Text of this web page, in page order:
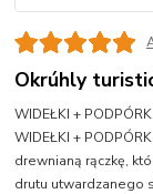
Okrúhly
WIDEŁKI +
WIDEŁKI +
drewnianą rączkę,
drutu utwardzanego